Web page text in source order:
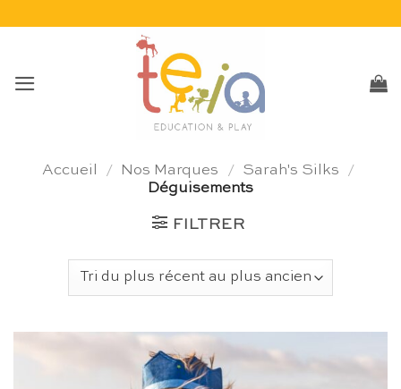
Accueil / Nos Marques / Sarah's Silks
/
Déguisements
FILTRER